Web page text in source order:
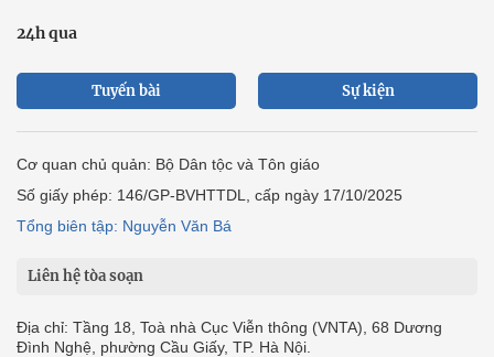
24h qua
Tuyến bài Sự kiện
Cơ quan chủ quản: Bộ Dân tộc và Tôn giáo
Số giấy phép: 146/GP-BVHTTDL, cấp ngày 17/10/2025
Tổng biên tập: Nguyễn Văn Bá
Liên hệ tòa soạn
Địa chỉ: Tầng 18, Toà nhà Cục Viễn thông (VNTA), 68 Dương
Đình Nghệ, phường Cầu Giấy, TP. Hà Nội.